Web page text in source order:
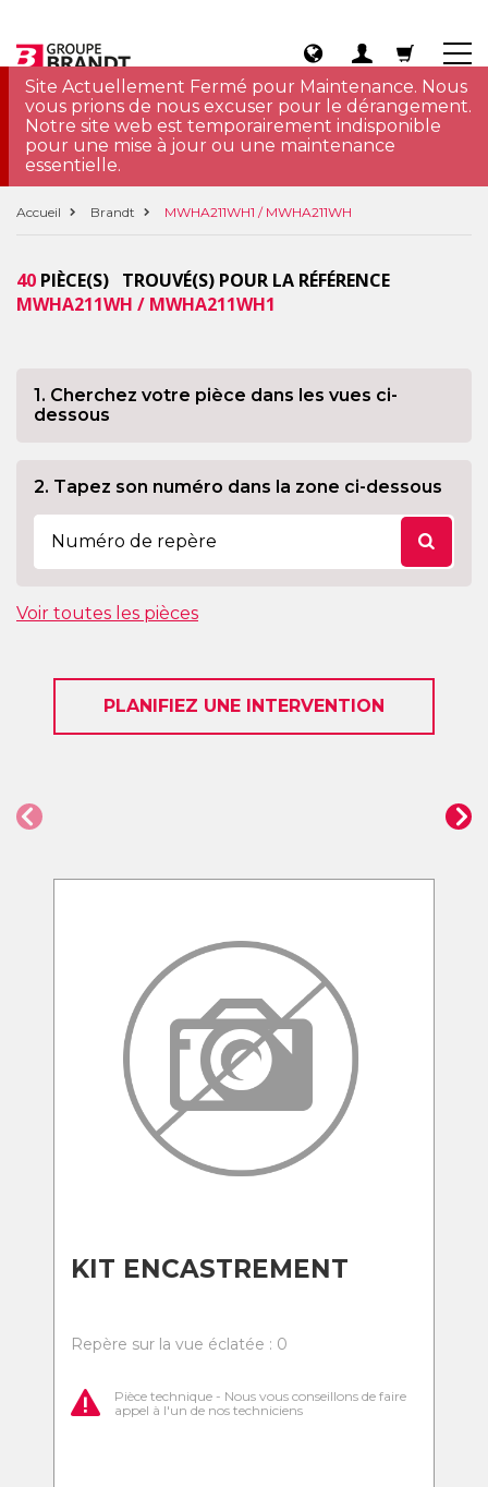
Site Actuellement Fermé pour Maintenance. Nous
vous prions de nous excuser pour le dérangement.
Notre site web est temporairement indisponible
pour une mise à jour ou une maintenance
essentielle.
Accueil Brandt MWHA211WH1 / MWHA211WH
40 PIÈCE(S) TROUVÉ(S) POUR LA RÉFÉRENCE
MWHA211WH / MWHA211WH1
1. Cherchez votre pièce dans les vues ci-
dessous
2. Tapez son numéro dans la zone ci-dessous
Voir toutes les pièces
PLANIFIEZ UNE INTERVENTION
KIT ENCASTREMENT
Repère sur la vue éclatée : 0
Pièce technique - Nous vous conseillons de faire
appel à l'un de nos techniciens